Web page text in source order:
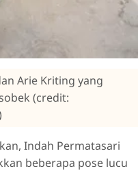
Arie Kriting yang
(credit:
Indah Permatasari
beberapa pose lucu